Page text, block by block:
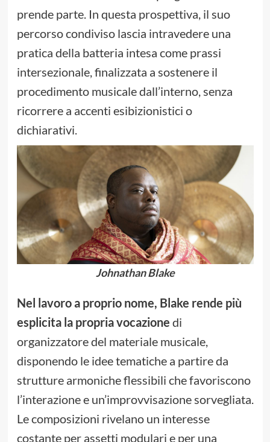
prende parte. In questa prospettiva, il suo
percorso condiviso lascia intravedere una
pratica della batteria intesa come prassi
intersezionale, finalizzata a sostenere il
procedimento musicale dall’interno, senza
ricorrere a accenti esibizionistici o
dichiarativi.
Johnathan Blake
Nel lavoro a proprio nome, Blake rende più
esplicita la propria vocazione di
organizzatore del materiale musicale,
disponendo le idee tematiche a partire da
strutture armoniche flessibili che favoriscono
l’interazione e un’improvvisazione sorvegliata.
Le composizioni rivelano un interesse
costante per assetti modulari e per una